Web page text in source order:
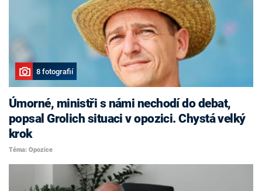
8 fotografií
Úmorné, ministři s námi nechodí do debat,
popsal Grolich situaci v opozici. Chystá velký
krok
Téma: Opozice